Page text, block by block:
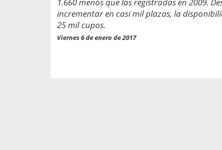
incrementar en casi mil plazas, la
25 mil cupos.
Viernes 6 de enero de 2017
entregados por la
sobre viajes al extranjero
que deben hacer...
propaga a un gran